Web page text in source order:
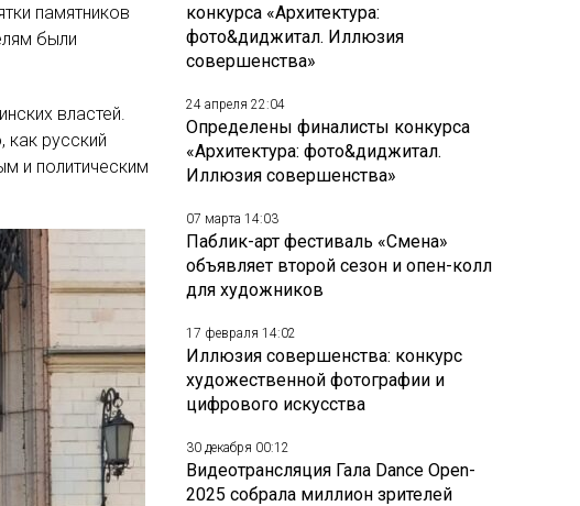
памятников
были
властей.
как русский
и политическим
конкурса «Архитектура:
фото&диджитал. Иллюзия
совершенства»
24 апреля 22:04
Определены финалисты конкурса
«Архитектура: фото&диджитал.
Иллюзия совершенства»
07 марта 14:03
Паблик-арт фестиваль «Смена»
объявляет второй сезон и опен-колл
для художников
17 февраля 14:02
Иллюзия совершенства: конкурс
художественной фотографии и
цифрового искусства
30 декабря 00:12
Видеотрансляция Гала Dance Open-
2025 собрала миллион зрителей